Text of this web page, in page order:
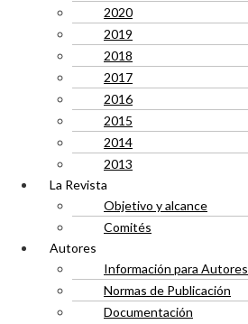
2020
2019
2018
2017
2016
2015
2014
2013
La Revista
Objetivo y alcance
Comités
Autores
Información para Autores
Normas de Publicación
Documentación